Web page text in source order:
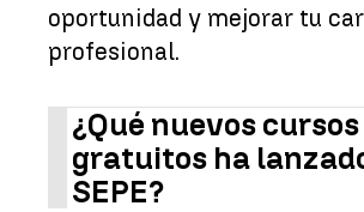
oportunidad y mejorar tu
profesional.
¿Qué nuevos cursos
gratuitos ha
SEPE?